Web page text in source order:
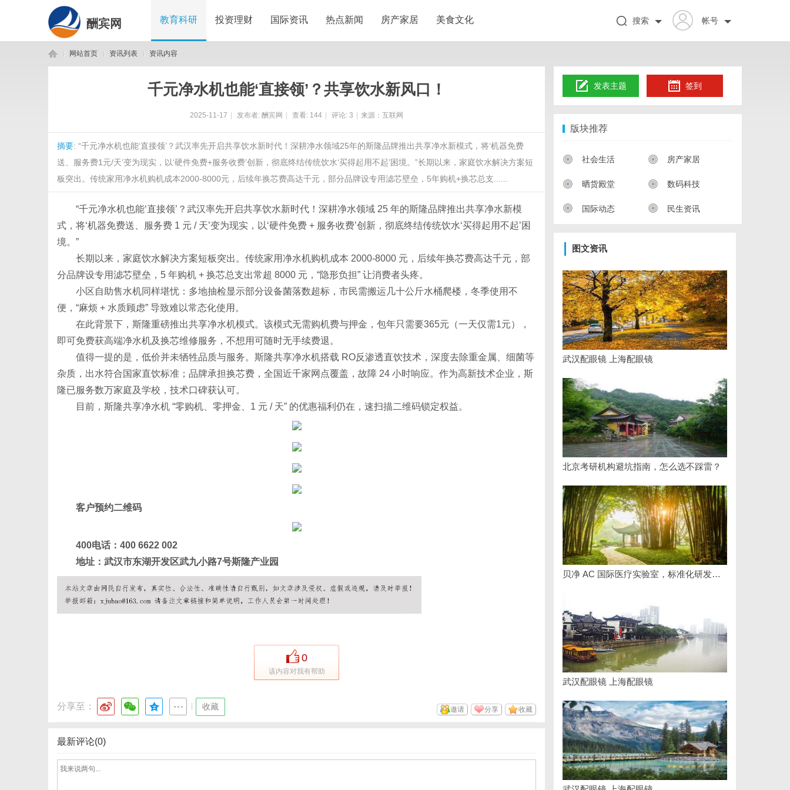
酬宾网 教育科研 投资理财 国际资讯 热点新闻 房产家居 美食文化 帐号
搜索
网站首页 资讯列表 资讯内容
千元净水机也能‘直接领’？共享饮水新风口！
2025-11-17 发布者: 酬宾网 查看: 144 评论: 3 来源：互联网
摘要: “千元净水机也能‘直接领’？武汉率先开启共享饮水新时代！深耕净水领域25年的斯隆品牌推出共享净水新模式，将‘机器免费
送、服务费1元/天’变为现实，以‘硬件免费+服务收费’创新，彻底终结传统饮水‘买得起用不起’困境。”长期以来，家庭饮水解决方案短
板突出。传统家用净水机购机成本2000-8000元，后续年换芯费高达千元，部分品牌设专用滤芯壁垒，5年购机+换芯总支......
“千元净水机也能‘直接领’？武汉率先开启共享饮水新时代！深耕净水领域 25 年的斯隆品牌推出共享净水新模
式，将‘机器免费送、服务费 1 元 / 天’变为现实，以‘硬件免费 + 服务收费’创新，彻底终结传统饮水‘买得起用不起’困
境。”
长期以来，家庭饮水解决方案短板突出。传统家用净水机购机成本 2000-8000 元，后续年换芯费高达千元，部
分品牌设专用滤芯壁垒，5 年购机 + 换芯总支出常超 8000 元，“隐形负担” 让消费者头疼。
小区自助售水机同样堪忧：多地抽检显示部分设备菌落数超标，市民需搬运几十公斤水桶爬楼，冬季使用不
便，“麻烦 + 水质顾虑” 导致难以常态化使用。
在此背景下，斯隆重磅推出共享净水机模式。该模式无需购机费与押金，包年只需要365元（一天仅需1元），
即可免费获高端净水机及换芯维修服务，不想用可随时无手续费退。
值得一提的是，低价并未牺牲品质与服务。斯隆共享净水机搭载 RO反渗透直饮技术，深度去除重金属、细菌等
杂质，出水符合国家直饮标准；品牌承担换芯费，全国近千家网点覆盖，故障 24 小时响应。作为高新技术企业，斯
隆已服务数万家庭及学校，技术口碑获认可。
目前，斯隆共享净水机 “零购机、零押金、1 元 / 天” 的优惠福利仍在，速扫描二维码锁定权益。
客户预约二维码
400电话：400 6622 002
地址：武汉市东湖开发区武九小路7号斯隆产业园
0
该内容对我有帮助
分享至： 收藏 收藏
分享
邀请
最新评论(0)
发表主题 签到
版块推荐
社会生活 房产家居
晒货殿堂 数码科技
国际动态 民生资讯
图文资讯
武汉配眼镜 上海配眼镜
北京考研机构避坑指南，怎么选不踩雷？
贝净 AC 国际医疗实验室，标准化研发体系全解析
武汉配眼镜 上海配眼镜